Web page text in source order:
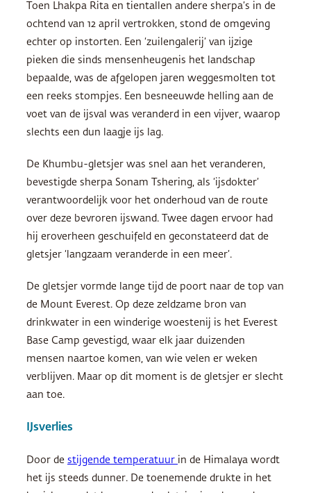
Toen Lhakpa Rita en tientallen andere sherpa’s in de
ochtend van 12 april vertrokken, stond de omgeving
echter op instorten. Een ‘zuilengalerij’ van ijzige
pieken die sinds mensenheugenis het landschap
bepaalde, was de afgelopen jaren weggesmolten tot
een reeks stompjes. Een besneeuwde helling aan de
voet van de ijsval was veranderd in een vijver, waarop
slechts een dun laagje ijs lag.
De Khumbu-gletsjer was snel aan het veranderen,
bevestigde sherpa Sonam Tshering, als ‘ijsdokter’
verantwoordelijk voor het onderhoud van de route
over deze bevroren ijswand. Twee dagen ervoor had
hij eroverheen geschuifeld en geconstateerd dat de
gletsjer ‘langzaam veranderde in een meer’.
De gletsjer vormde lange tijd de poort naar de top van
de Mount Everest. Op deze zeldzame bron van
drinkwater in een winderige woestenij is het Everest
Base Camp gevestigd, waar elk jaar duizenden
mensen naartoe komen, van wie velen er weken
verblijven. Maar op dit moment is de gletsjer er slecht
aan toe.
IJsverlies
Door de stijgende temperatuur in de Himalaya wordt
het ijs steeds dunner. De toenemende drukte in het